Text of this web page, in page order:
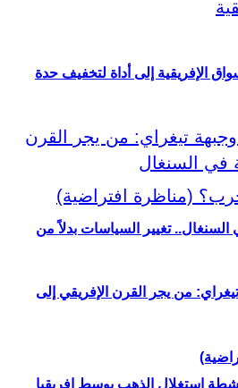
تيغراي: من يجر القرن الإفريقي إلى
الإفريقية إلى أداة لتخفيف حدة
تغيير السياسات بدلاً من
استغلال الذهب بوسط إفريقيا